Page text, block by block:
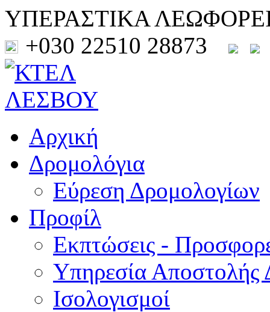
ΥΠΕΡΑΣΤΙΚΑ
+030 22510 28873
Αρχική
Δρομολόγια
Εύρεση Δρομολογίων
Προφίλ
Εκπτώσεις -
Υπηρεσία Αποστολής
Ισολογισμοί